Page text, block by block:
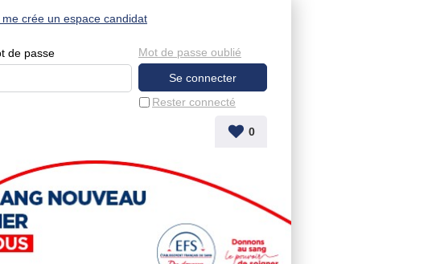
de passe
Rester connecté
Mot de passe oublié
me crée un espace candidat
0